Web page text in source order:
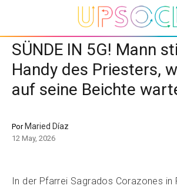
SÜNDE IN 5G! Mann
Handy des Priesters,
auf seine Beichte
Por Maried Díaz
12 May, 2026
In der Pfarrei Sagrados Corazones in